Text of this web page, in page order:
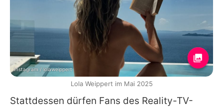
Stattdessen dürfen Fans des Reality-TV-
Instagram / lolaweippert
Lola Weippert im Mai 2025